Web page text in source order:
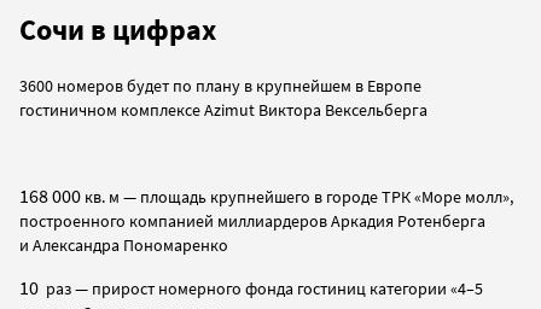
Сочи в цифрах
3600 номеровбудет по плану в крупнейшем в Европе
гостиничном комплексе Azimut Виктора Вексельберга
168 000 кв. м — площадь крупнейшего в городе ТРК «Море молл»,
построенного компанией миллиар­деров Аркадия Ротенберга
и Александра Пономаренко
10 раз— прирост номерного фонда гостиниц категории «4–5